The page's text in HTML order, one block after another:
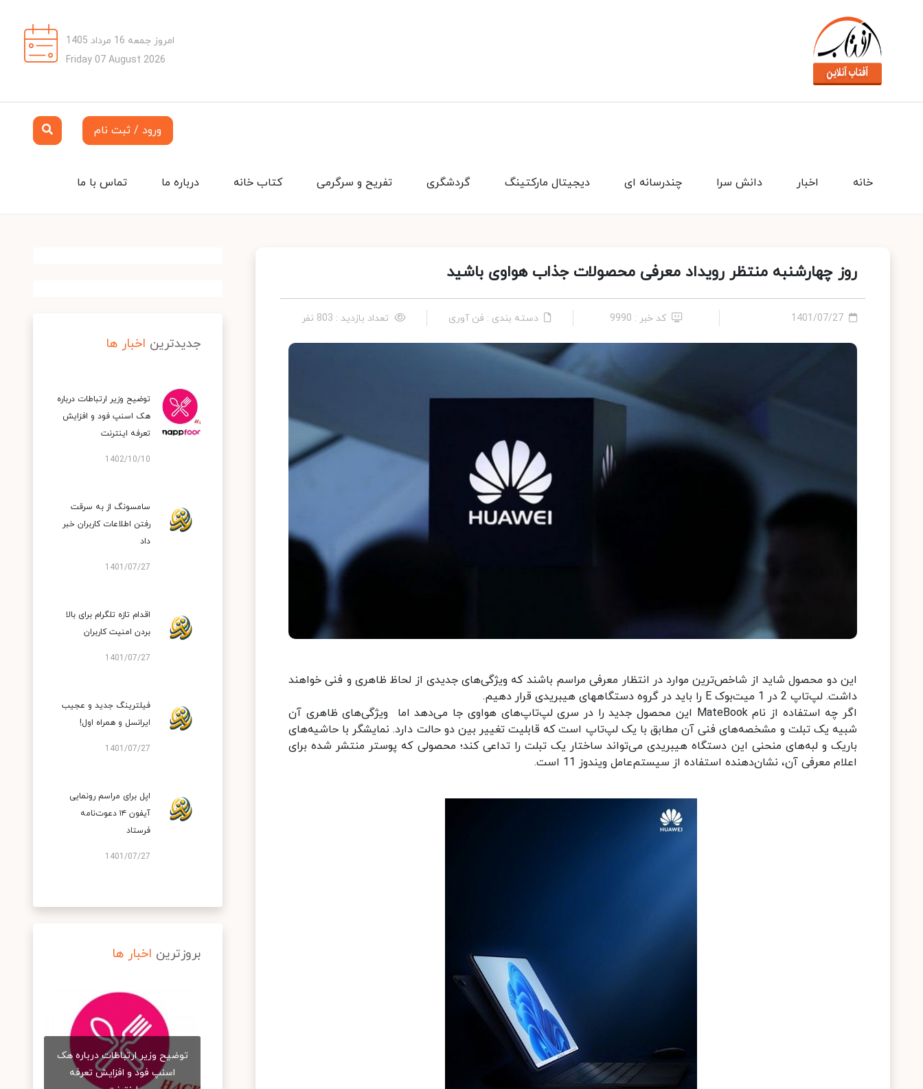
امروز جمعه 16 مرداد 1405
Friday 07 August 2026
ورود / ثبت نام
تماس با ما درباره ما کتاب خانه تفریح و سرگرمی گردشگری دیجیتال مارکتینگ چندرسانه ای دانش سرا اخبار خانه
روز چهارشنبه منتظر رویداد معرفی محصولات جذاب هواوی باشید
1401/07/27 کد خبر : 9990 دسته بندی : فن آوری تعداد بازدید : 803 نفر
این دو محصول شاید از شاخص‌ترین موارد در انتظار معرفی مراسم باشند که ویژگی‌های جدیدی از لحاظ ظاهری و فنی خواهند
داشت. لپ‌تاپ 2 در 1 میت‌بوک E را باید در گروه دستگاه‎های هیبریدی قرار دهیم.
اگر چه استفاده از نام MateBook این محصول جدید را در سری لپ‌تاپ‌های هواوی جا می‌دهد اما ویژگی‌های ظاهری آن
شبیه یک تبلت و مشخصه‌های فنی آن مطابق با یک لپ‌تاپ است که قابلیت تغییر بین دو حالت دارد. نمایشگر با حاشیه‌های
باریک و لبه‌های منحنی این دستگاه هیبریدی می‌تواند ساختار یک تبلت را تداعی کند؛ محصولی که پوستر منتشر شده برای
اعلام معرفی آن، نشان‌دهنده استفاده از سیستم‌عامل ویندوز 11 است.
جدیدترین اخبار ها
توضیح وزیر ارتباطات درباره
هک اسنپ‌ فود و افزایش
تعرفه اینترنت
1402/10/10
سامسونگ از به سرقت
رفتن اطلاعات کاربران خبر
داد
1401/07/27
اقدام تازه تلگرام برای بالا
بردن امنیت کاربران
1401/07/27
فیلترینگ جدید و عجیب
ایرانسل و همراه اول!
1401/07/27
اپل برای مراسم رونمایی
آیفون ۱۴ دعوت‌نامه
فرستاد
1401/07/27
بروزترین اخبار ها
توضیح وزیر ارتباطات درباره هک
اسنپ‌ فود و افزایش تعرفه